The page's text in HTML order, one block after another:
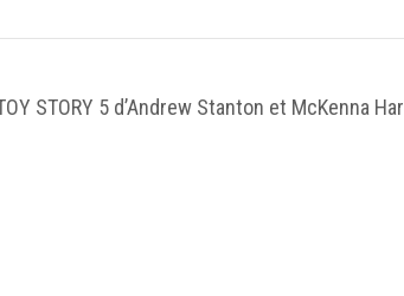
STORY 5 d’Andrew Stanton et McKenna